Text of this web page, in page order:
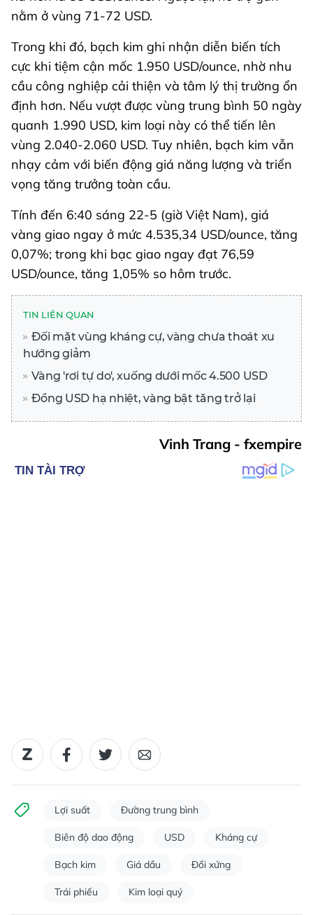
nằm ở vùng 71-72 USD.
Trong khi đó, bạch kim ghi nhận diễn biến tích
cực khi tiệm cận mốc 1.950 USD/ounce, nhờ nhu
cầu công nghiệp cải thiện và tâm lý thị trường ổn
định hơn. Nếu vượt được vùng trung bình 50 ngày
quanh 1.990 USD, kim loại này có thể tiến lên
vùng 2.040-2.060 USD. Tuy nhiên, bạch kim vẫn
nhạy cảm với biến động giá năng lượng và triển
vọng tăng trưởng toàn cầu.
Tính đến 6:40 sáng 22-5 (giờ Việt Nam), giá
vàng giao ngay ở mức 4.535,34 USD/ounce, tăng
0,07%; trong khi bạc giao ngay đạt 76,59
USD/ounce, tăng 1,05% so hôm trước.
TIN LIÊN QUAN
Đối mặt vùng kháng cự, vàng chưa thoát xu
hướng giảm
Vàng 'rơi tự do', xuống dưới mốc 4.500 USD
Đồng USD hạ nhiệt, vàng bật tăng trở lại
Vinh Trang - fxempire
Lợi suất Đường trung bình
Biên độ dao động USD Kháng cự
Bạch kim Giá dầu Đối xứng
Trái phiếu Kim loại quý